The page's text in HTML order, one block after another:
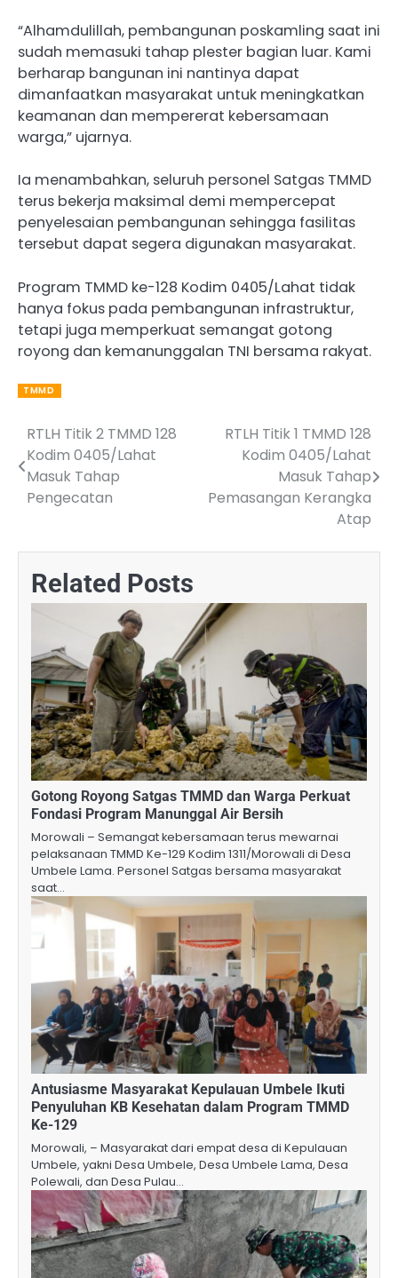
“Alhamdulillah, pembangunan poskamling saat ini
sudah memasuki tahap plester bagian luar. Kami
berharap bangunan ini nantinya dapat
dimanfaatkan masyarakat untuk meningkatkan
keamanan dan mempererat kebersamaan
warga,” ujarnya.
Ia menambahkan, seluruh personel Satgas TMMD
terus bekerja maksimal demi mempercepat
penyelesaian pembangunan sehingga fasilitas
tersebut dapat segera digunakan masyarakat.
Program TMMD ke-128 Kodim 0405/Lahat tidak
hanya fokus pada pembangunan infrastruktur,
tetapi juga memperkuat semangat gotong
royong dan kemanunggalan TNI bersama rakyat.
TMMD
Post
navigation
RTLH Titik 2 TMMD 128
Kodim 0405/Lahat
Masuk Tahap
Pengecatan
RTLH Titik 1 TMMD 128
Kodim 0405/Lahat
Masuk Tahap
Pemasangan Kerangka
Atap
Related Posts
Gotong Royong Satgas TMMD dan Warga Perkuat
Fondasi Program Manunggal Air Bersih
Morowali – Semangat kebersamaan terus mewarnai
pelaksanaan TMMD Ke-129 Kodim 1311/Morowali di Desa
Umbele Lama. Personel Satgas bersama masyarakat
saat…
Antusiasme Masyarakat Kepulauan Umbele Ikuti
Penyuluhan KB Kesehatan dalam Program TMMD
Ke-129
Morowali, – Masyarakat dari empat desa di Kepulauan
Umbele, yakni Desa Umbele, Desa Umbele Lama, Desa
Polewali, dan Desa Pulau…